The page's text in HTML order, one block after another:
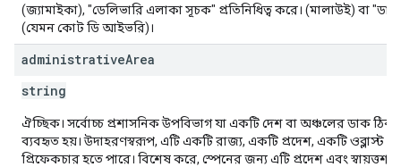
(জ্যামাইকা), "ডেলিভারি এলাকা সূচক" প্রতিনিধিত্ব করে। (মালাউই) বা
(যেমন কোট ডি আইভরি)।
administrativeArea
string
ঐচ্ছিক। সর্বোচ্চ প্রশাসনিক উপবিভাগ যা একটি দেশ বা অঞ্চলের ডাক
ব্যবহৃত হয়। উদাহরণস্বরূপ, এটি একটি রাজ্য, একটি প্রদেশ, একটি ওব্লাস্ট
প্রিফেকচার হতে পারে। বিশেষ করে, স্পেনের জন্য এটি প্রদেশ এবং